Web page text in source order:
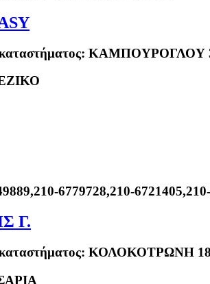
ΚΑΜΠΟΥΡΟΓΛΟΥ
6779728,210-
Γ.
ΚΟΛΟΚΟΤΡΩΝΗ